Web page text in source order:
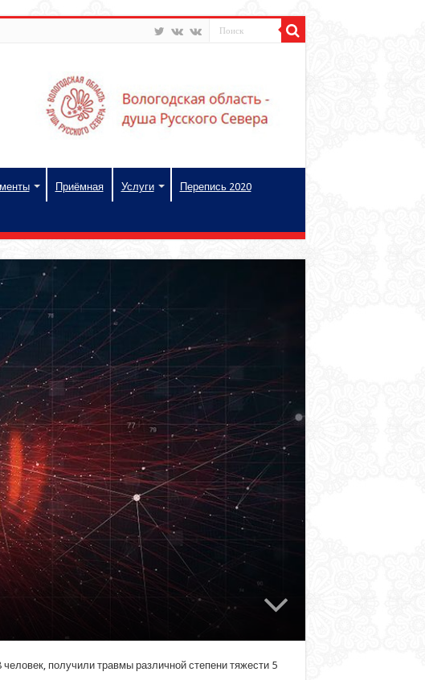
Приёмная Услуги Перепись 2020
получили травмы различной степени тяжести 5